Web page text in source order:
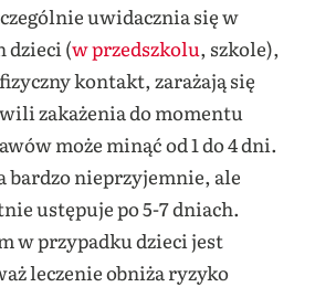
uwidacznia się w
dzieci (w przedszkolu, szkole),
kontakt, zarażają się
zakażenia do momentu
może minąć od 1 do 4 dni.
bardzo nieprzyjemnie, ale
ustępuje po 5-7 dniach.
w przypadku dzieci jest
leczenie obniża ryzyko